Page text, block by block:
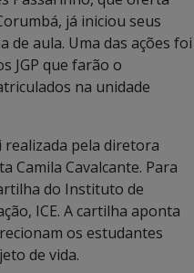
já iniciou seus
aula. Uma das ações foi
JGP que farão o
na unidade
pela diretora
Camila Cavalcante. Para
do Instituto de
ICE. A cartilha aponta
os estudantes
de vida.